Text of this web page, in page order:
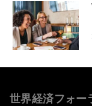
世界経済フォー